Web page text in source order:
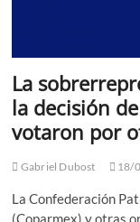
La
la decisión
votaron por
Gabriel Dubost 18/
La Confederación
(Coparmex) y otras